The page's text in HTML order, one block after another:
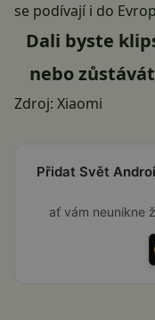
se podívají i do
Dali byste
nebo
Zdroj: Xiaomi
Přidat Svět
ať vám neunikne